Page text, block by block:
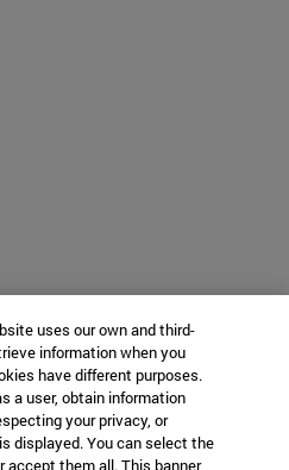
uses our own and third-
information when you
have different purposes.
a user, obtain information
your privacy, or
displayed. You can select the
accept them all. This banner